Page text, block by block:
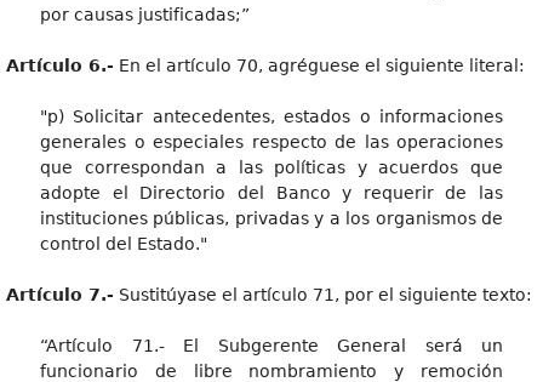
por causas justificadas;”
Artículo 6.- En el artículo 70, agréguese el siguiente literal:
"p) Solicitar antecedentes, estados o informaciones
generales o especiales respecto de las operaciones
que correspondan a las políticas y acuerdos que
adopte el Directorio del Banco y requerir de las
instituciones públicas, privadas y a los organismos de
control del Estado."
Artículo 7.- Sustitúyase el artículo 71, por el siguiente texto:
“Artículo 71.- El Subgerente General será un
funcionario de libre nombramiento y remoción